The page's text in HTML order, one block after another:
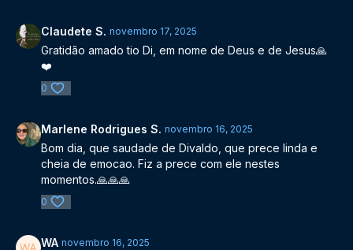
Claudete S. novembro 17, 2025
Gratidão amado tio Di, em nome de Deus e de Jesus🙏
❤️
0
Marlene Rodrigues S. novembro 16, 2025
Bom dia, que saudade de Divaldo, que prece linda e
cheia de emocao. Fiz a prece com ele nestes
momentos.🙏🙏🙏
0
WA novembro 16, 2025